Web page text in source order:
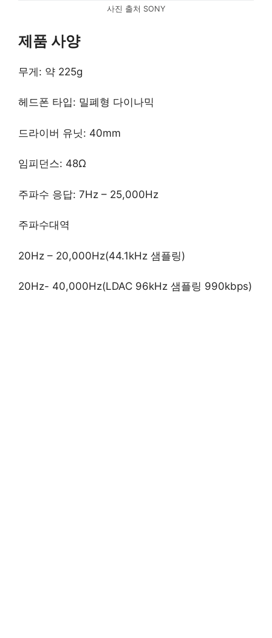
사진 출처 SONY
제품 사양
무게: 약 225g
헤드폰 타입: 밀폐형 다이나믹
드라이버 유닛: 40mm
임피던스: 48Ω
주파수 응답: 7Hz – 25,000Hz
주파수대역
20Hz – 20,000Hz(44.1kHz 샘플링)
20Hz- 40,000Hz(LDAC 96kHz 샘플링 990kbps)